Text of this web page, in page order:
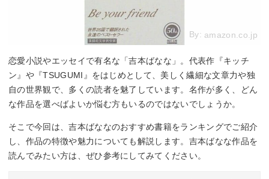
By: amazon.co.jp
恋愛小説やエッセイで有名な「吉本ばなな」。代表作『キッチ
ン』や『TSUGUMI』をはじめとして、美しく繊細な文章力や独
自の世界観で、多くの読者を魅了しています。名作が多く、どん
な作品を選べばよいか悩む方もいるのではないでしょうか。
そこで今回は、吉本ばななのおすすめ書籍をランキングでご紹介
し、作品の特徴や魅力についても解説します。吉本ばなな作品を
読んでみたい方は、ぜひ参考にしてみてください。